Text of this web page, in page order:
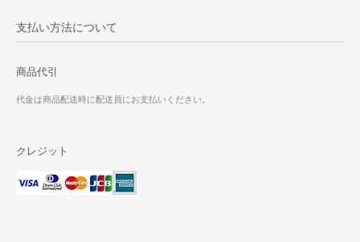
支払い方法について
商品代引
代金は商品配送時に配送員にお支払いください。
クレジット